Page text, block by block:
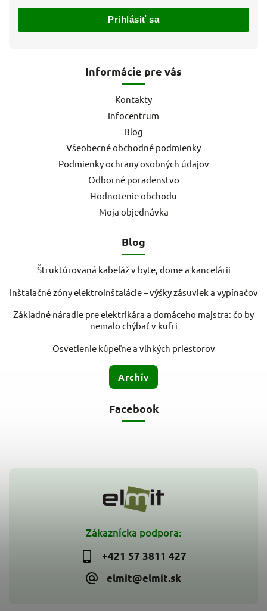
Zákaznícka podpora:
+421 57 3811 427
elmit@elmit.sk
Informácie pre vás
Kontakty
Infocentrum
Blog
Všeobecné obchodné podmienky
Podmienky ochrany osobných údajov
Odborné poradenstvo
Hodnotenie obchodu
Moja objednávka
Blog
Štruktúrovaná kabeláž v byte, dome a kancelárii
Inštalačné zóny elektroinštalácie – výšky zásuviek a vypínačov
Základné náradie pre elektrikára a domáceho majstra: čo by
nemalo chýbať v kufri
Osvetlenie kúpeľne a vlhkých priestorov
Archív
Prihlásiť sa
Facebook